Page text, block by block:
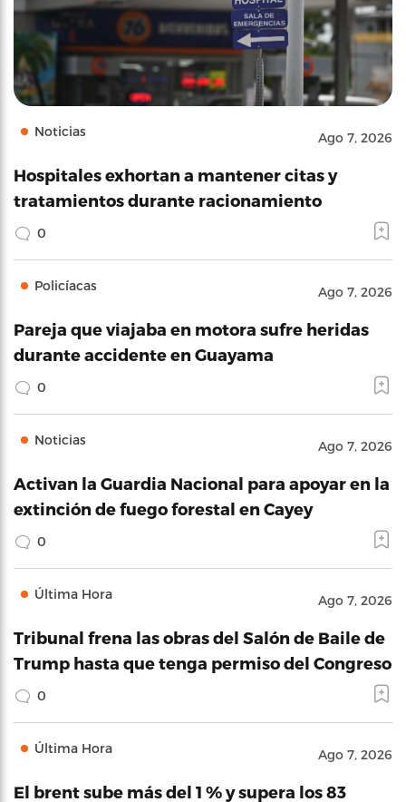
Noticias Ago 7, 2026
Hospitales exhortan a mantener citas y
tratamientos durante racionamiento
0
Policíacas Ago 7, 2026
Pareja que viajaba en motora sufre heridas
durante accidente en Guayama
0
Noticias Ago 7, 2026
Activan la Guardia Nacional para apoyar en la
extinción de fuego forestal en Cayey
0
Última Hora Ago 7, 2026
Tribunal frena las obras del Salón de Baile de
Trump hasta que tenga permiso del Congreso
0
Última Hora Ago 7, 2026
El brent sube más del 1 % y supera los 83